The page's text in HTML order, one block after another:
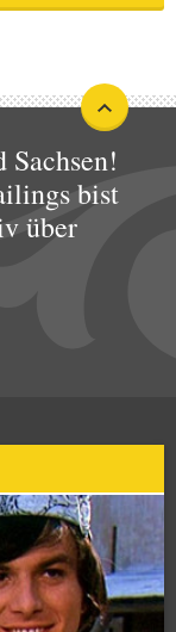
Sachsen!
bist
über